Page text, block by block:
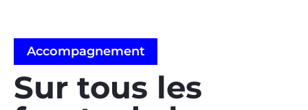
Accompagnement
Sur tous les